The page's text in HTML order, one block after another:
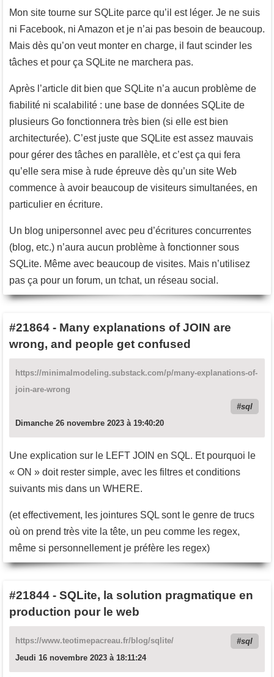
Mon site tourne sur SQLite parce qu’il est léger. Je ne suis
ni Facebook, ni Amazon et je n’ai pas besoin de beaucoup.
Mais dès qu’on veut monter en charge, il faut scinder les
tâches et pour ça SQLite ne marchera pas.
Après l’article dit bien que SQLite n’a aucun problème de
fiabilité ni scalabilité : une base de données SQLite de
plusieurs Go fonctionnera très bien (si elle est bien
architecturée). C’est juste que SQLite est assez mauvais
pour gérer des tâches en parallèle, et c’est ça qui fera
qu’elle sera mise à rude épreuve dès qu’un site Web
commence à avoir beaucoup de visiteurs simultanées, en
particulier en écriture.
Un blog unipersonnel avec peu d’écritures concurrentes
(blog, etc.) n’aura aucun problème à fonctionner sous
SQLite. Même avec beaucoup de visites. Mais n’utilisez
pas ça pour un forum, un tchat, un réseau social.
#21864 - Many explanations of JOIN are
wrong, and people get confused
https://minimalmodeling.substack.com/p/many-explanations-of-
join-are-wrong
sql
Dimanche 26 novembre 2023 à 19:40:20
Une explication sur le LEFT JOIN en SQL. Et pourquoi le
« ON » doit rester simple, avec les filtres et conditions
suivants mis dans un WHERE.
(et effectivement, les jointures SQL sont le genre de trucs
où on prend très vite la tête, un peu comme les regex,
même si personnellement je préfère les regex)
#21844 - SQLite, la solution pragmatique en
production pour le web
https://www.teotimepacreau.fr/blog/sqlite/
sql
Jeudi 16 novembre 2023 à 18:11:24